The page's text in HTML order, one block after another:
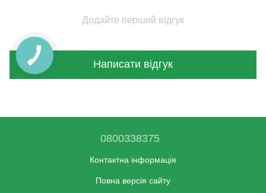
Додайте перший відгук
Написати відгук
0800338375
Контактна інформація
Повна версія сайту